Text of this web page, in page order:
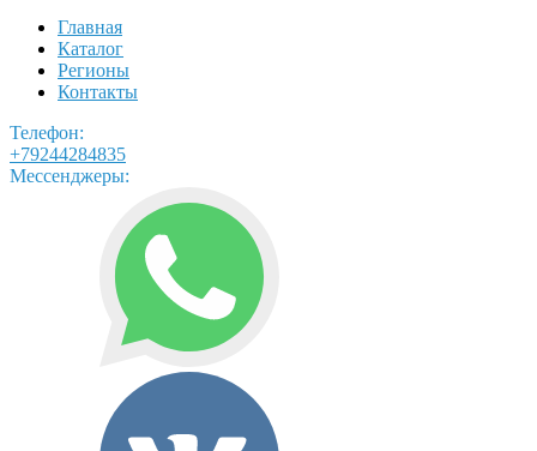
Главная
Каталог
Регионы
Контакты
Телефон:
+79244284835
Мессенджеры: